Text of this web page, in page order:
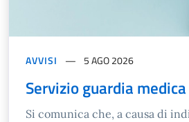
AVVISI 5 AGO 2026
Servizio guardia
Si comunica che, a causa di